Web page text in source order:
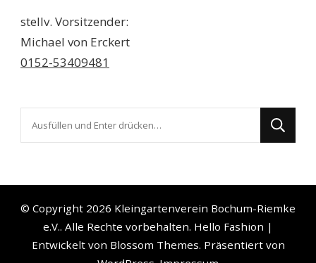
stellv. Vorsitzender:
Michael von Erckert
0152-53409481
© Copyright 2026 Kleingartenverein Bochum-Riemke
e.V.. Alle Rechte vorbehalten. Hello Fashion |
Entwickelt von Blossom Themes. Präsentiert von